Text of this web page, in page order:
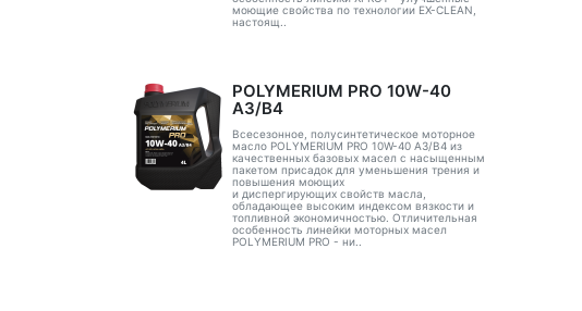
моющие свойства по технологии EX-CLEAN,
настоящ..
POLYMERIUM PRO 10W-40
A3/B4
Всесезонное, полусинтетическое моторное
масло POLYMERIUM PRO 10W-40 A3/B4 из
качественных базовых масел с насыщенным
пакетом присадок для уменьшения трения и
повышения моющих
и диспергирующих свойств масла,
обладающее высоким индексом вязкости и
топливной экономичностью. Отличительная
особенность линейки моторных масел
POLYMERIUM PRO - ни..